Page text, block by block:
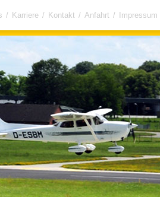
/ Karriere / Kontakt / Anfahrt / Impressum